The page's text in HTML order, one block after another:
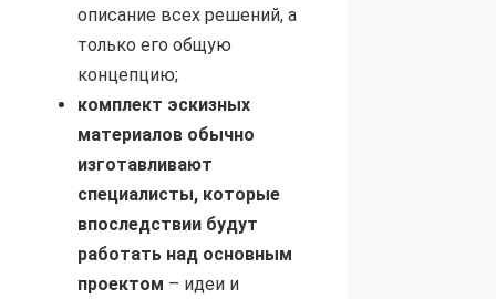
описание всех решений, а
только его общую
концепцию;
комплект эскизных
материалов обычно
изготавливают
специалисты, которые
впоследствии будут
работать над основным
проектом – идеи и